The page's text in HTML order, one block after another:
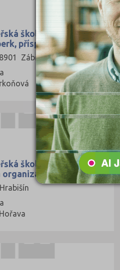
škola Horní
příspěvková
Zábřeh
škola Hrabišín, okres
organizace